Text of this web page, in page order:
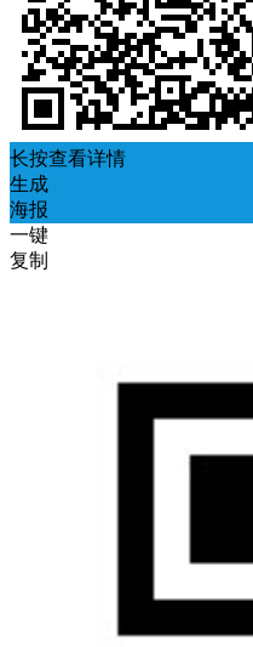
长按查看详情
生成
海报
一键
复制